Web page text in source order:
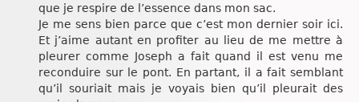
que je respire de l’essence dans mon sac.
Je me sens bien parce que c’est mon dernier soir ici.
Et j’aime autant en profiter au lieu de me mettre à
pleurer comme Joseph a fait quand il est venu me
reconduire sur le pont. En partant, il a fait semblant
qu’il souriait mais je voyais bien qu’il pleurait des